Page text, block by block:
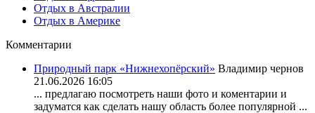
Отдых в Австралии
Отдых в Америке
Комментарии
Природный парк «Нижнехопёрский» Владимир чернов
21.06.2026 16:05
... предлагаю посмотреть наши фото и коментарии и
задуматся как сделать нашу область более популярной ...